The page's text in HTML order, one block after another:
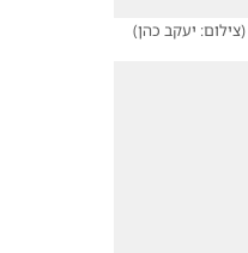
(צילום: יעקב כהן)